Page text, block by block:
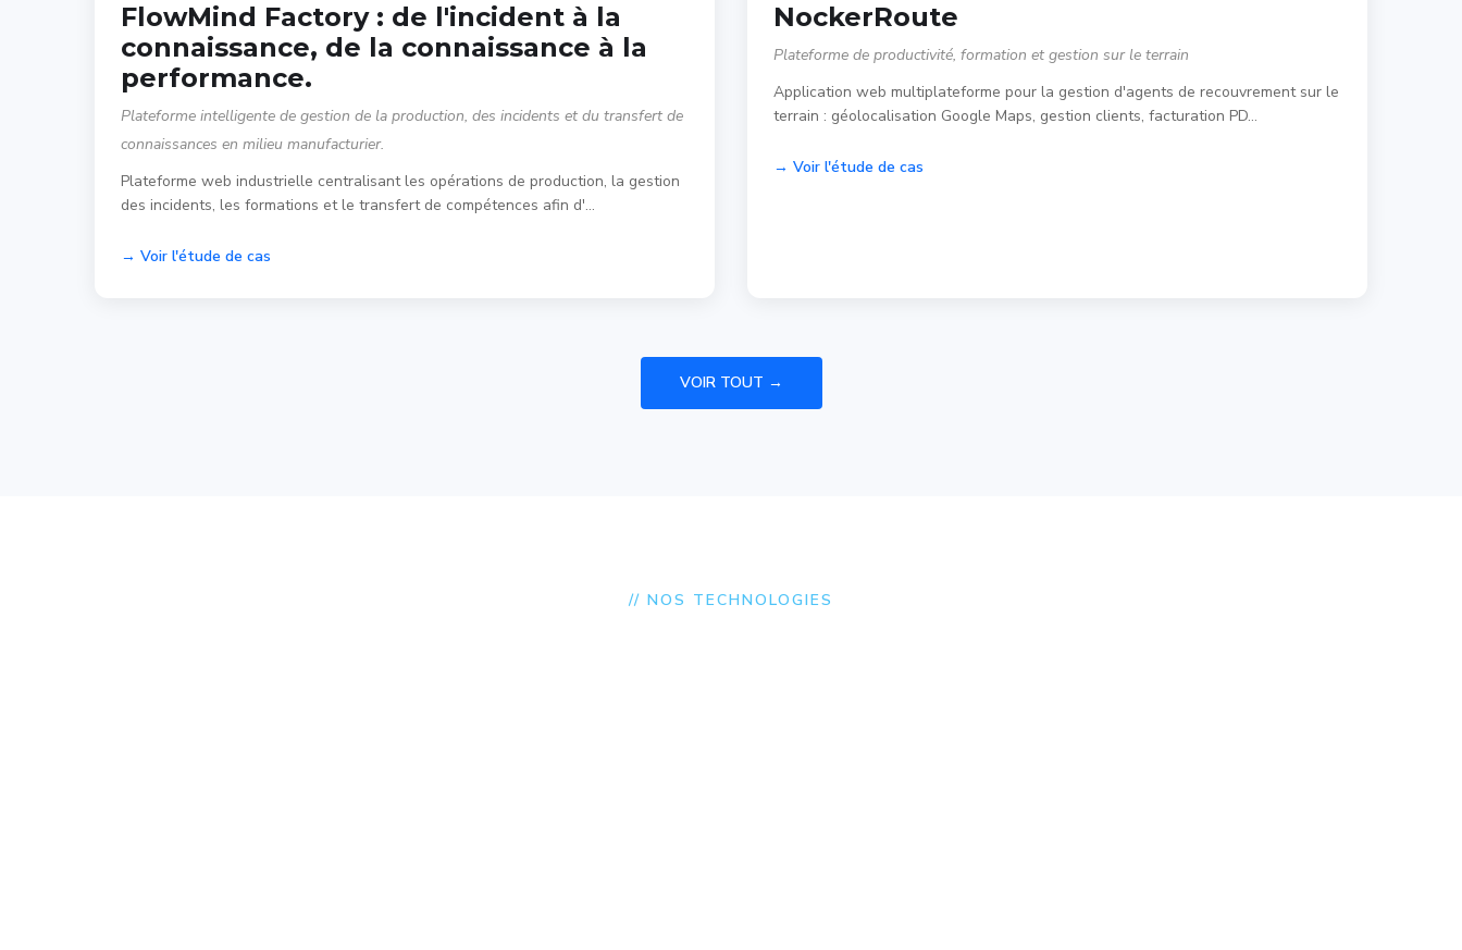
FlowMind Factory : de l'incident à la
connaissance, de la connaissance à la
performance.
Plateforme intelligente de gestion de la production, des incidents et du transfert de
connaissances en milieu manufacturier.
Plateforme web industrielle centralisant les opérations de production, la gestion
des incidents, les formations et le transfert de compétences afin d'…
→ Voir l'étude de cas
NockerRoute
Plateforme de productivité, formation et gestion sur le terrain
Application web multiplateforme pour la gestion d'agents de recouvrement sur le
terrain : géolocalisation Google Maps, gestion clients, facturation PD…
→ Voir l'étude de cas
VOIR TOUT →
// NOS TECHNOLOGIES